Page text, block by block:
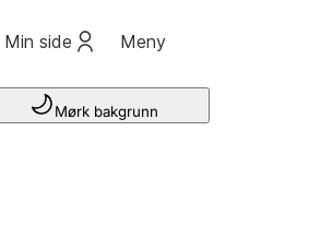
Min side Meny
Mørk bakgrunn